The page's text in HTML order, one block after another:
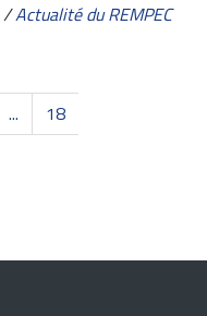
/Actualité du REMPEC
...
18